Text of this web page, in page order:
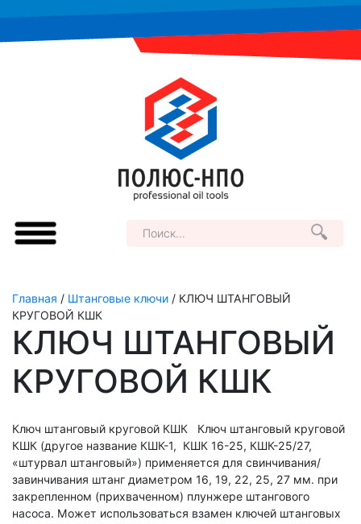
Главная / Штанговые ключи / КЛЮЧ ШТАНГОВЫЙ
КРУГОВОЙ КШК
КЛЮЧ ШТАНГОВЫЙ
КРУГОВОЙ КШК
Ключ штанговый круговой КШК Ключ штанговый круговой
КШК (другое название КШК-1, КШК 16-25, КШК-25/27,
«штурвал штанговый») применяется для свинчивания/
завинчивания штанг диаметром 16, 19, 22, 25, 27 мм. при
закрепленном (прихваченном) плунжере штангового
насоса. Может использоваться взамен ключей штанговых